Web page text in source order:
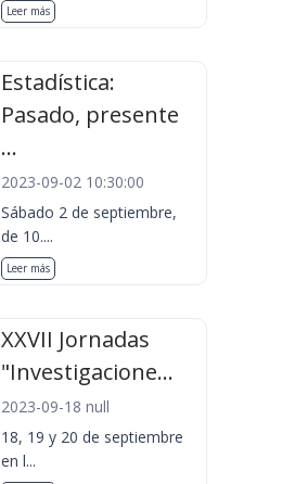
Leer más
Estadística:
Pasado, presente
...
2023-09-02 10:30:00
Sábado 2 de septiembre,
de 10....
Leer más
XXVII Jornadas
"Investigacione...
2023-09-18 null
18, 19 y 20 de septiembre
en l...